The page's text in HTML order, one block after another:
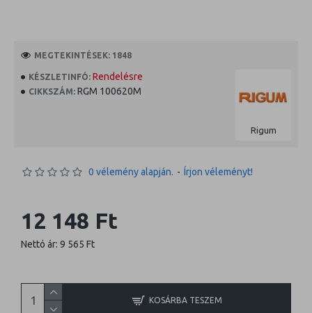
KÉSZLETINFÓ: Rendelésre
CIKKSZÁM: RGM 100620M
Rigum
MEGTEKINTÉSEK: 1848
0 vélemény alapján. - Írjon véleményt!
12 148 Ft
Nettó ár: 9 565 Ft
KOSÁRBA TESZEM